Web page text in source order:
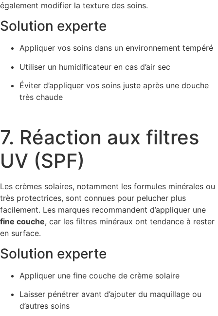
également modifier la texture des soins.
Solution experte
Appliquer vos soins dans un environnement tempéré
Utiliser un humidificateur en cas d’air sec
Éviter d’appliquer vos soins juste après une douche
très chaude
7. Réaction aux filtres
UV (SPF)
Les crèmes solaires, notamment les formules minérales ou
très protectrices, sont connues pour pelucher plus
facilement. Les marques recommandent d’appliquer une
fine couche, car les filtres minéraux ont tendance à rester
en surface.
Solution experte
Appliquer une fine couche de crème solaire
Laisser pénétrer avant d’ajouter du maquillage ou
d’autres soins